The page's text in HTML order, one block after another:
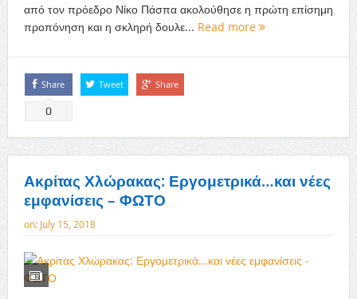
από τον πρόεδρο Νίκο Πάσπα ακολούθησε η πρώτη επίσημη
προπόνηση και η σκληρή δουλε... Read more
Share
0
Tweet Share
Ακρίτας Χλώρακας: Εργομετρικά…και νέες
εμφανίσεις – ΦΩΤΟ
on: July 15, 2018